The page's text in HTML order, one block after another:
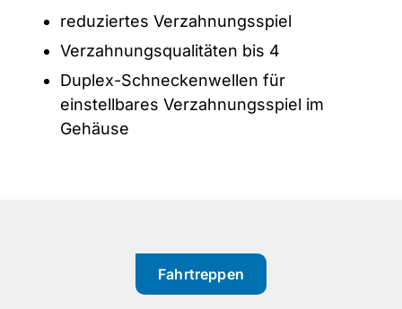
reduziertes Verzahnungsspiel
Verzahnungsqualitäten bis 4
Duplex-Schneckenwellen für
einstellbares Verzahnungsspiel im
Gehäuse
Fahrtreppen